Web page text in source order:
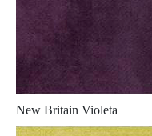
New Britain Violeta